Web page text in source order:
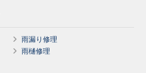
雨漏り修理
雨樋修理